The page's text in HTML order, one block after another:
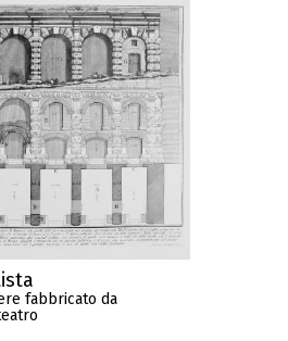
fabbricato da